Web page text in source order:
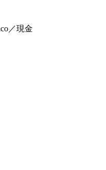
／現金